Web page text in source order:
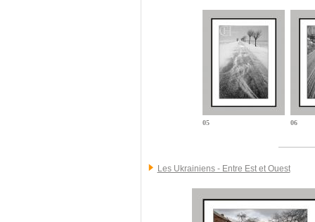
05 06
Les Ukrainiens - Entre Est et Ouest